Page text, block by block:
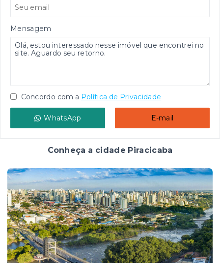
Mensagem
Concordo com a Política de Privacidade
WhatsApp E-mail
Conheça a cidade Piracicaba